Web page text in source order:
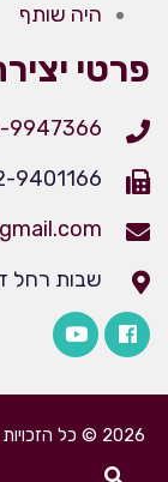
היה שותף
פרטי
9947366
9401166
שבות רחל ד.נ
2026 © כל הזכויות שמורות. מדרשת בינת - בית מדרש גבוה לבנות